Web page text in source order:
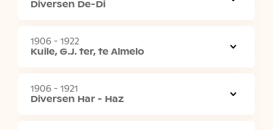
Diversen De-Di
1906 - 1922
Kuile, G.J. ter, te Almelo
1906 - 1921
Diversen Har - Haz